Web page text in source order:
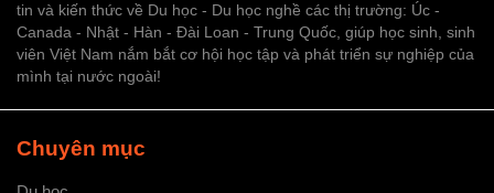
tin và kiến thức về Du học - Du học nghề các thị trường: Úc -
Canada - Nhật - Hàn - Đài Loan - Trung Quốc, giúp học sinh, sinh
viên Việt Nam nắm bắt cơ hội học tập và phát triển sự nghiệp của
mình tại nước ngoài!
Chuyên mục